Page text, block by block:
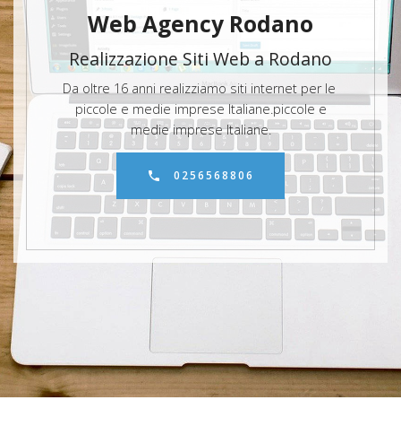
Web Agency Rodano
Realizzazione Siti Web a Rodano
Da oltre 16 anni realizziamo siti internet per le
piccole e medie imprese Italiane.piccole e
medie imprese Italiane.
0256568806